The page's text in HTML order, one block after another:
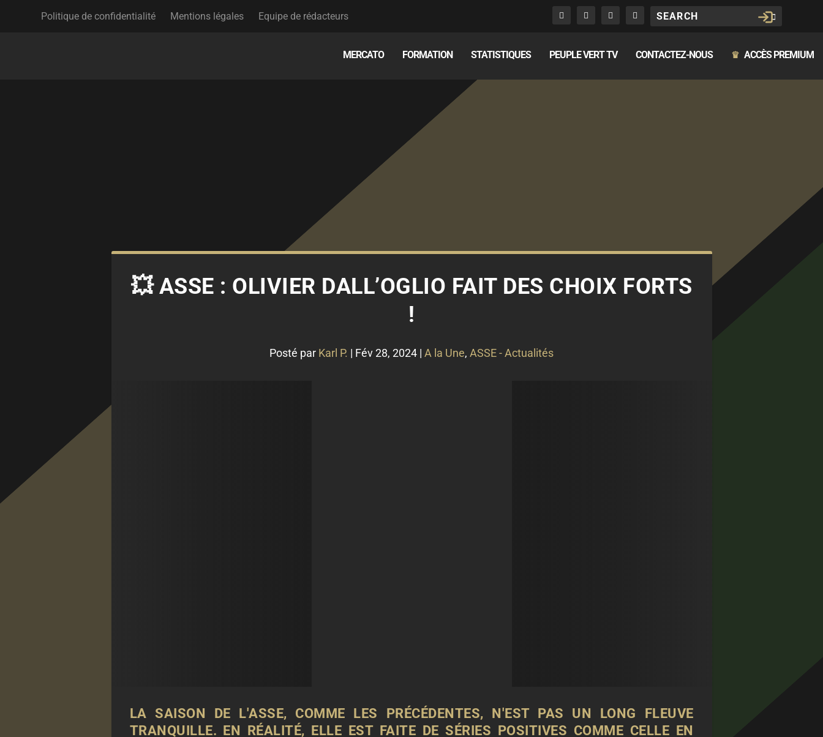
Politique de confidentialité Mentions légales Equipe de rédacteurs
MERCATO FORMATION STATISTIQUES PEUPLE VERT TV CONTACTEZ-NOUS ♛ ACCÈS PREMIUM
💥 ASSE : OLIVIER DALL’OGLIO FAIT DES CHOIX FORTS
!
Posté par Karl P. | Fév 28, 2024 | A la Une, ASSE - Actualités
LA SAISON DE L'ASSE, COMME LES PRÉCÉDENTES, N'EST PAS UN LONG FLEUVE
TRANQUILLE. EN RÉALITÉ, ELLE EST FAITE DE SÉRIES POSITIVES COMME CELLE EN